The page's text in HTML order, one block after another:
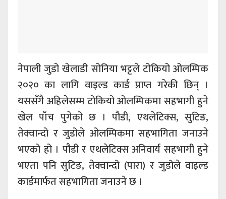
नेपाली जुडो खेलाडी सोनिया भट्टले टोकियो ओलम्पिक
२०२० का लागि वाइल्ड कार्ड प्राप्त गरेकी छिन् ।
यससँगै अहिलेसम्म टोकियो ओलम्पिकमा सहभागी हुने
खेल पाँच पुगेको छ । पौडी, एथलेटिक्स, सुटिङ,
तेक्वान्दो र जुडोले ओलम्पिकमा सहभागिता जनाउने
भएको हो । पौडी र एथलेटिक्स अनिवार्य सहभागी हुने
भएता पनि सुटिङ, तेक्वान्दो (पारा) र जुडोले वाइल्ड
कार्डमार्फत सहभागिता जनाउने छ ।